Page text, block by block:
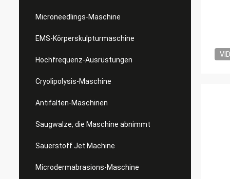
Microneedlings-Maschine
EMS-Körperskulpturmaschine
Hochfrequenz-Ausrüstungen
Cryolipolysis-Maschine
Antifalten-Maschinen
Saugwalze, die Maschine abnimmt
Sauerstoff Jet Machine
Microdermabrasions-Maschine